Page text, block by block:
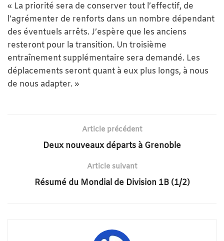
« La priorité sera de conserver tout l’effectif, de
l’agrémenter de renforts dans un nombre dépendant
des éventuels arrêts. J’espère que les anciens
resteront pour la transition. Un troisième
entraînement supplémentaire sera demandé. Les
déplacements seront quant à eux plus longs, à nous
de nous adapter. »
Article précédent
Deux nouveaux départs à Grenoble
Article suivant
Résumé du Mondial de Division 1B (1/2)